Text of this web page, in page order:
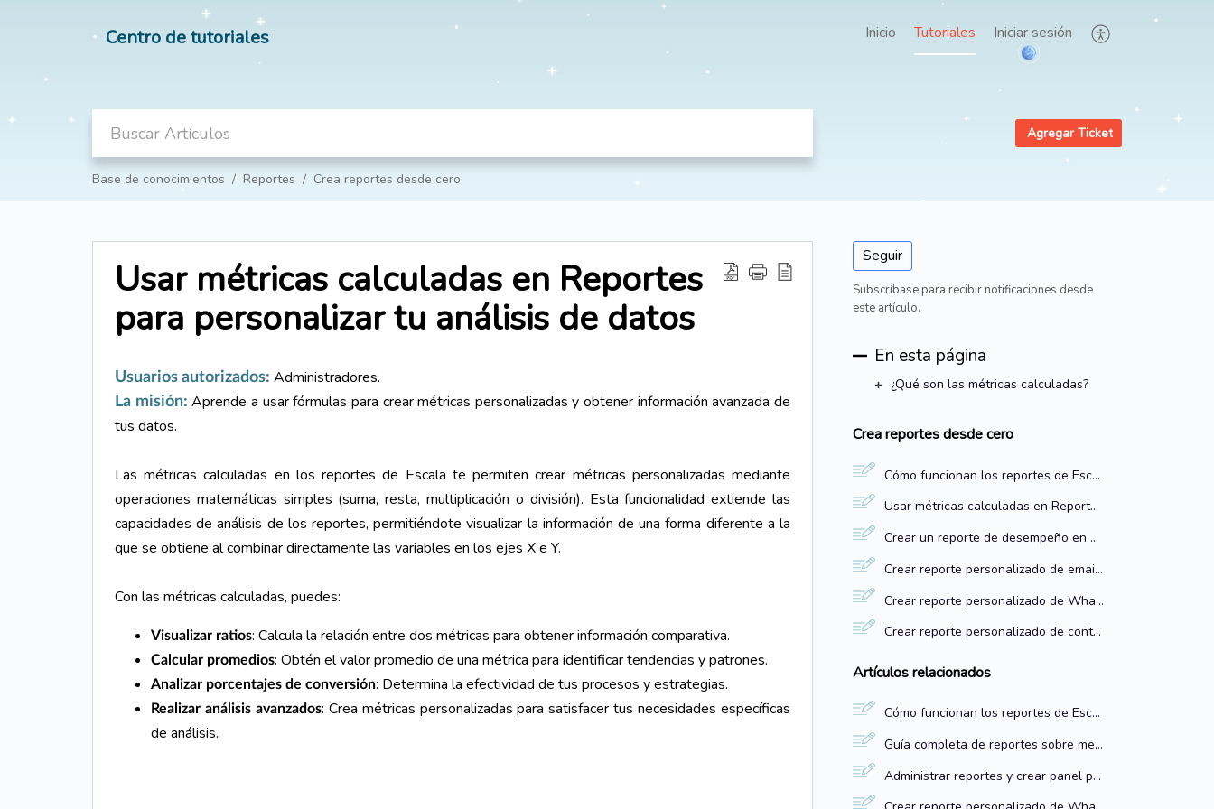
Centro de tutoriales Inicio Tutoriales Iniciar sesión
Agregar Ticket
Base de conocimientos Reportes Crea reportes desde cero
Usar métricas calculadas en Reportes
para personalizar tu análisis de datos
Usuarios autorizados: Administradores.
La misión: Aprende a usar fórmulas para crear métricas personalizadas y obtener información avanzada de
tus datos.
Las métricas calculadas en los reportes de Escala te permiten crear métricas personalizadas mediante
operaciones matemáticas simples (suma, resta, multiplicación o división). Esta funcionalidad extiende las
capacidades de análisis de los reportes, permitiéndote visualizar la información de una forma diferente a la
que se obtiene al combinar directamente las variables en los ejes X e Y.
Con las métricas calculadas, puedes:
Visualizar ratios: Calcula la relación entre dos métricas para obtener información comparativa.
Calcular promedios: Obtén el valor promedio de una métrica para identificar tendencias y patrones.
Analizar porcentajes de conversión: Determina la efectividad de tus procesos y estrategias.
Realizar análisis avanzados: Crea métricas personalizadas para satisfacer tus necesidades específicas
de análisis.
Seguir
Subscríbase para recibir notificaciones desde
este artículo.
En esta página
¿Qué son las métricas calculadas?
Crea reportes desde cero
Cómo funcionan los reportes de Escala
Usar métricas calculadas en Reportes para personalizar tu análisis de datos
Crear un reporte de desempeño en comparación con una meta fija
Crear reporte personalizado de emails desde cero
Crear reporte personalizado de WhatsApp desde cero
Crear reporte personalizado de contacto desde cero
Artículosrelacionados
Cómo funcionan los reportes de Escala
Guía completa de reportes sobre mensajes del inbox: campos, tipos de datos y valores
Administrar reportes y crear panel personalizado de tus reportes